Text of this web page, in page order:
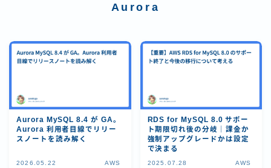
Aurora
Aurora MySQL 8.4 が GA。
Aurora 利用者目線でリリー
スノートを読み解く
2026.05.22 AWS
RDS for MySQL 8.0 サポー
ト期限切れ後の分岐｜課金か
強制アップグレードかは設定
で決まる
2025.07.28 AWS